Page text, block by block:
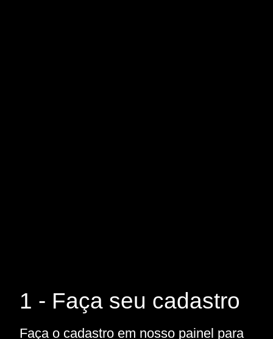
1 - Faça seu cadastro
Faça o cadastro em nosso painel para